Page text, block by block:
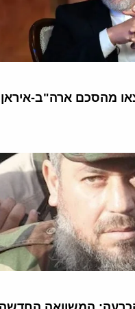
מהסכם ארה"ב-איראן